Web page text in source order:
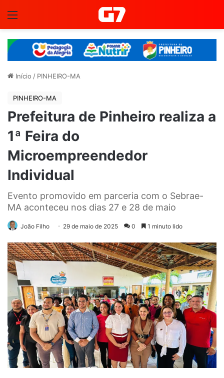
Início / PINHEIRO-MA
PINHEIRO-MA
Prefeitura de Pinheiro realiza a
1ª Feira do
Microempreendedor
Individual
Evento promovido em parceria com o Sebrae-
MA aconteceu nos dias 27 e 28 de maio
João Filho 29 de maio de 2025 0 1 minuto lido